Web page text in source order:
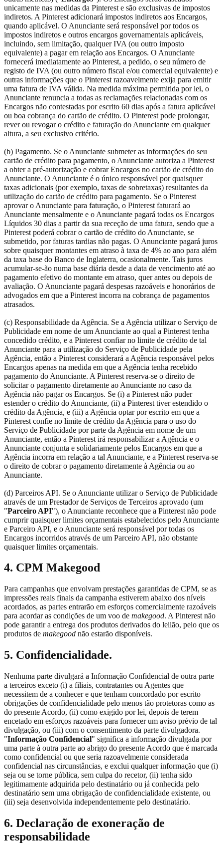
unicamente nas medidas da Pinterest e são exclusivas de impostos
indiretos. A Pinterest adicionará impostos indiretos aos Encargos,
quando aplicável. O Anunciante será responsável por todos os
impostos indiretos e outros encargos governamentais aplicáveis,
incluindo, sem limitação, qualquer IVA (ou outro imposto
equivalente) a pagar em relação aos Encargos. O Anunciante
fornecerá imediatamente ao Pinterest, a pedido, o seu número de
registo de IVA (ou outro número fiscal e/ou comercial equivalente) e
outras informações que o Pinterest razoavelmente exija para emitir
uma fatura de IVA válida. Na medida máxima permitida por lei, o
Anunciante renuncia a todas as reclamações relacionadas com os
Encargos não contestadas por escrito 60 dias após a fatura aplicável
ou boa cobrança do cartão de crédito. O Pinterest pode prolongar,
rever ou revogar o crédito e faturação do Anunciante em qualquer
altura, a seu exclusivo critério.
(b) Pagamento. Se o Anunciante submeter as informações do seu
cartão de crédito para pagamento, o Anunciante autoriza a Pinterest
a obter a pré-autorização e cobrar Encargos no cartão de crédito do
Anunciante. O Anunciante é o único responsável por quaisquer
taxas adicionais (por exemplo, taxas de sobretaxas) resultantes da
utilização do cartão de crédito para pagamento. Se o Pinterest
aprovar o Anunciante para faturação, o Pinterest faturará ao
Anunciante mensalmente e o Anunciante pagará todas os Encargos
Líquidos 30 dias a partir da sua receção de uma fatura, sendo que a
Pinterest poderá cobrar o cartão de crédito do Anunciante, se
submetido, por faturas tardias não pagas. O Anunciante pagará juros
sobre quaisquer montantes em atraso à taxa de 4% ao ano para além
da taxa base do Banco de Inglaterra, ocasionalmente. Tais juros
acumular-se-ão numa base diária desde a data de vencimento até ao
pagamento efetivo do montante em atraso, quer antes ou depois de
avaliação. O Anunciante pagará despesas razoáveis e honorários de
advogados em que a Pinterest incorra na cobrança de pagamentos
atrasados.
(c) Responsabilidade da Agência. Se a Agência utilizar o Serviço de
Publicidade em nome de um Anunciante ao qual a Pinterest tenha
concedido crédito, e a Pinterest confiar no limite de crédito de tal
Anunciante para a utilização do Serviço de Publicidade pela
Agência, então a Pinterest considerará a Agência responsável pelos
Encargos apenas na medida em que a Agência tenha recebido
pagamento do Anunciante. A Pinterest reserva-se o direito de
solicitar o pagamento diretamente ao Anunciante no caso da
Agência não pagar os Encargos. Se (i) a Pinterest não puder
estender o crédito do Anunciante, (ii) a Pinterest tiver estendido o
crédito da Agência, e (iii) a Agência optar por escrito em que a
Pinterest confie no limite de crédito da Agência para o uso do
Serviço de Publicidade por parte da Agência em nome de um
Anunciante, então a Pinterest irá responsabilizar a Agência e o
Anunciante conjunta e solidariamente pelos Encargos em que a
Agência incorra em relação a tal Anunciante, e a Pinterest reserva-se
o direito de cobrar o pagamento diretamente à Agência ou ao
Anunciante.
(d) Parceiros API. Se o Anunciante utilizar o Serviço de Publicidade
através de um Prestador de Serviços de Terceiros aprovado (um
"Parceiro API"), o Anunciante reconhece que a Pinterest não pode
cumprir quaisquer limites orçamentais estabelecidos pelo Anunciante
e Parceiro API, e o Anunciante será responsável por todas os
Encargos incorridos através de um Parceiro API, não obstante
quaisquer limites orçamentais.
4. CPM Makegood
Para campanhas que envolvam prestações garantidas de CPM, se as
impressões reais finais da campanha estiverem abaixo dos níveis
acordados, as partes entrarão em esforços comercialmente razoáveis
para acordar as condições de um voo de makegood. A Pinterest não
pode garantir a entrega dos produtos derivados do leilão, pelo que os
produtos de makegood não estarão disponíveis.
5. Confidencialidade.
Nenhuma parte divulgará a Informação Confidencial de outra parte
a terceiros exceto (i) a filiais, contratantes ou Agentes que
necessitem de a conhecer e que tenham concordado por escrito
obrigações de confidencialidade pelo menos tão protetoras como as
do presente Acordo, (ii) como exigido por lei, depois de terem
encetado em esforços razoáveis para fornecer um aviso prévio de tal
divulgação, ou (iii) com o consentimento da parte divulgadora.
"Informação Confidencial" significa a informação divulgada por
uma parte à outra parte ao abrigo do presente Acordo que é marcada
como confidencial ou que seria razoavelmente considerada
confidencial nas circunstâncias, e exclui qualquer informação que (i)
seja ou se torne pública, sem culpa do recetor, (ii) tenha sido
legitimamente adquirida pelo destinatário ou já conhecida pelo
destinatário sem uma obrigação de confidencialidade existente, ou
(iii) seja desenvolvida independentemente pelo destinatário.
6. Declaração de exoneração de
responsabilidade